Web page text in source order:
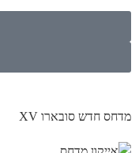
מדחס חדש סובארו XV